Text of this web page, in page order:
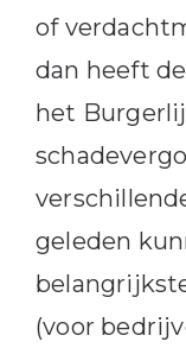
of
dan heeft
het
geleden
(voor